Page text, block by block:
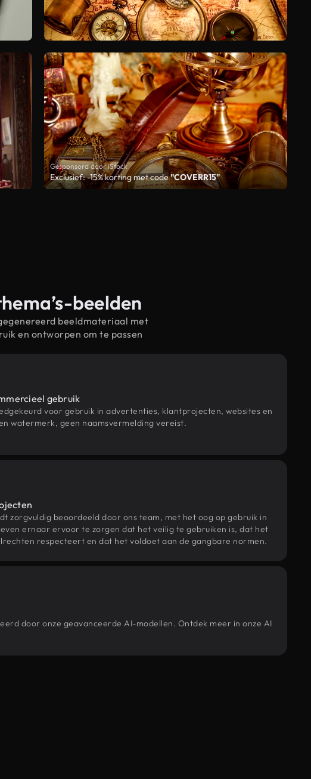
Gesponsord door iStock
Exclusief: -15% korting met code"COVERR15"
beelden
beeldmateriaal met
en ontworpen om te passen
gebruik
voor gebruik in advertenties, klantprojecten, websites en
watermerk, geen naamsvermelding vereist.
zorgvuldig beoordeeld door ons team, met het oog op gebruik in
ernaar ervoor te zorgen dat het veilig te gebruiken is, dat het
respecteert en dat het voldoet aan de gangbare normen.
door onze geavanceerde AI-modellen. Ontdek meer in onze AI